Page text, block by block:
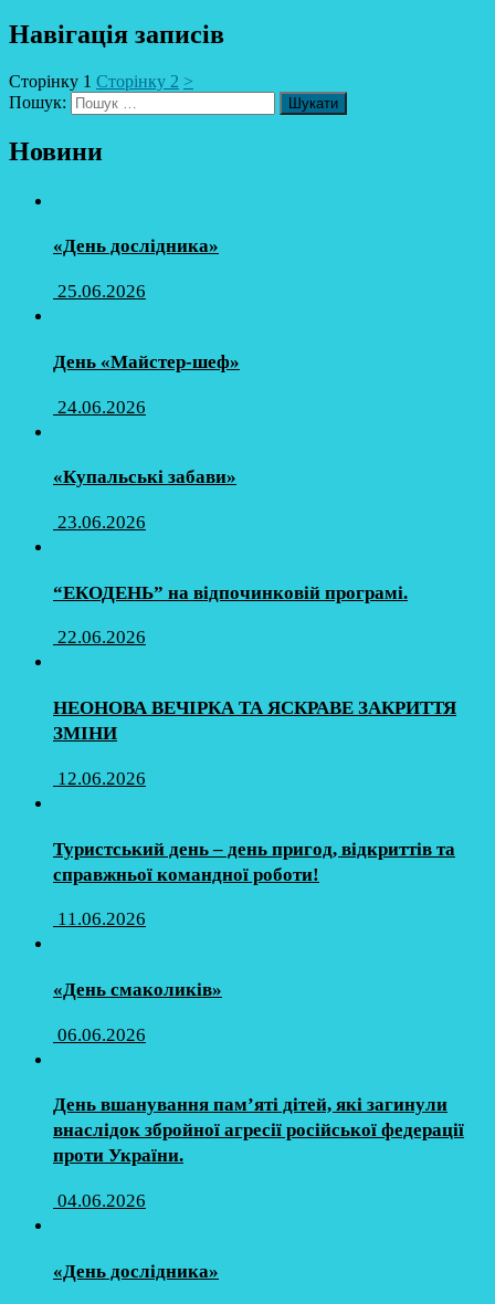
Навігація записів
Сторінку 1 Сторінку 2 >
Пошук:
Новини
«День дослідника»
25.06.2026
День «Майстер-шеф»
24.06.2026
«Купальські забави»
23.06.2026
“ЕКОДЕНЬ” на відпочинковій програмі.
22.06.2026
НЕОНОВА ВЕЧІРКА ТА ЯСКРАВЕ ЗАКРИТТЯ
ЗМІНИ
12.06.2026
Туристський день – день пригод, відкриттів та
справжньої командної роботи!
11.06.2026
«День смаколиків»
06.06.2026
День вшанування пам’яті дітей, які загинули
внаслідок збройної агресії російської федерації
проти України.
04.06.2026
«День дослідника»